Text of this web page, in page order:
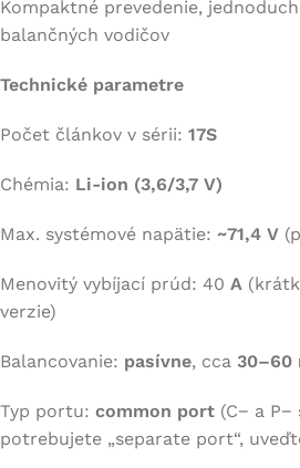
Kompaktné prevedenie,
balančných vodičov
Technické parametre
Počet článkov v sérii: 17S
Chémia: Li-ion (3,6/3,7 V)
Max. systémové napätie: ~71,4 V
Menovitý vybíjací prúd: 40 A
verzie)
Balancovanie: pasívne, cca 30–60
Typ portu: common port (C− a
potrebujete „separate port“,